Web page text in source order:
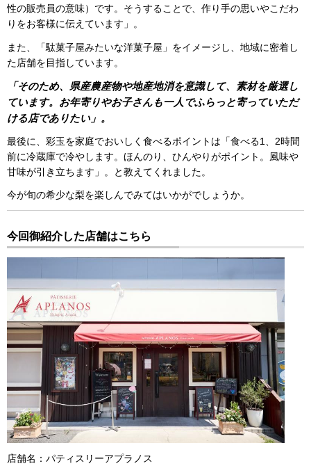
性の販売員の意味）です。そうすることで、作り手の思いやこだわ
りをお客様に伝えています」。
また、「駄菓子屋みたいな洋菓子屋」をイメージし、地域に密着し
た店舗を目指しています。
「そのため、県産農産物や地産地消を意識して、素材を厳選し
ています。お年寄りやお子さんも一人でふらっと寄っていただ
ける店でありたい」。
最後に、彩玉を家庭でおいしく食べるポイントは「食べる1、2時間
前に冷蔵庫で冷やします。ほんのり、ひんやりがポイント。風味や
甘味が引き立ちます」。と教えてくれました。
今が旬の希少な梨を楽しんでみてはいかがでしょうか。
今回御紹介した店舗はこちら
店舗名：パティスリーアプラノス